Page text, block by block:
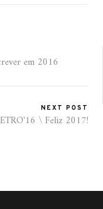
em 2016
NEXT POST
\ Feliz 2017!